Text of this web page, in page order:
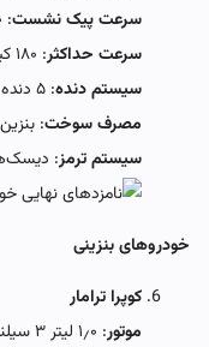
سرعت پیک نشست: ۰ تا ۱۰۰ کیلومتر در ۱۰٫۲ ثانیه
سرعت حداکثر: ۱۸۰ کیلومتر در ساعت
سیستم دنده: ۵ دنده دستی
مصرف سوخت: بنزین
سیستم ترمز:
خودروهای بنزینی
کوپرا ترامار
موتور: ۱٫۰ لیتر ۳ سیلندر ۱۰۰ حصان